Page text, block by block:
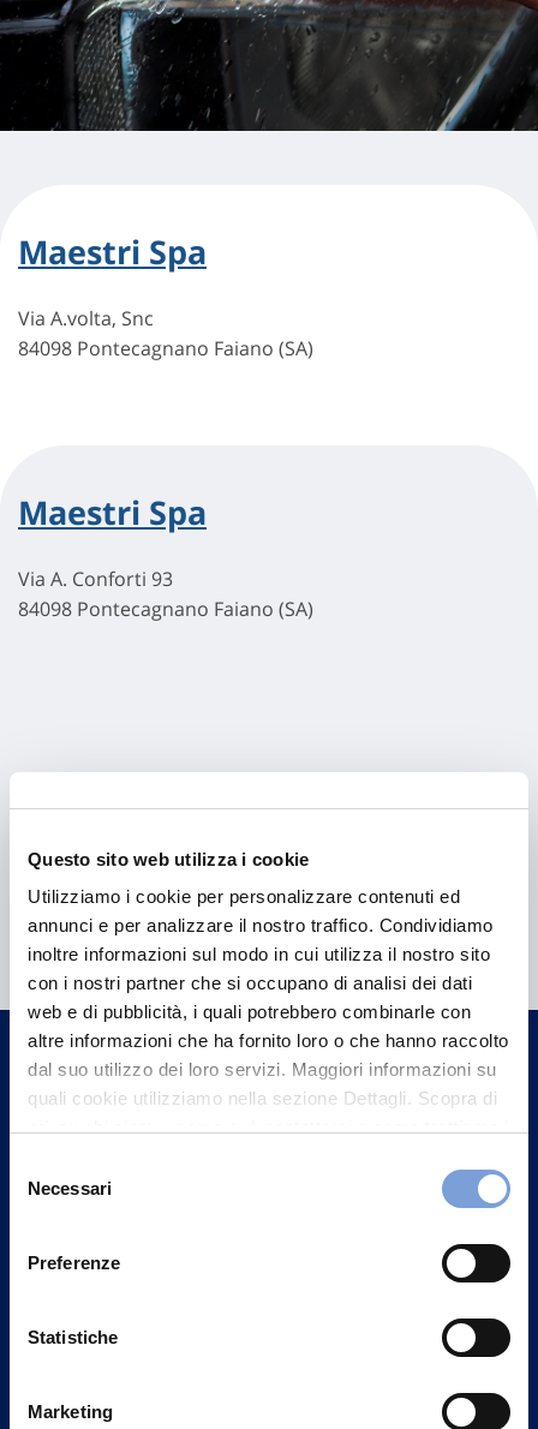
Questo sito web utilizza i cookie
Utilizziamo i cookie per personalizzare contenuti ed
annunci e per analizzare il nostro traffico. Condividiamo
inoltre informazioni sul modo in cui utilizza il nostro sito
con i nostri partner che si occupano di analisi dei dati
web e di pubblicità, i quali potrebbero combinarle con
altre informazioni che ha fornito loro o che hanno raccolto
dal suo utilizzo dei loro servizi. Maggiori informazioni su
quali cookie utilizziamo nella sezione Dettagli. Scopra di
può trovare nel footer del sito nella sezione "Informativa
delNecessari
Preferenze
Statistiche
Marketing
Maestri Spa
Via A.volta, Snc
84098 Pontecagnano Faiano (SA)
Maestri Spa
Via A. Conforti 93
84098 Pontecagnano Faiano (SA)
Hai bisogno di
informazioni?
Trova l'Agenzia più vicina a te e parla con
un nostro Agente.
Contattaci